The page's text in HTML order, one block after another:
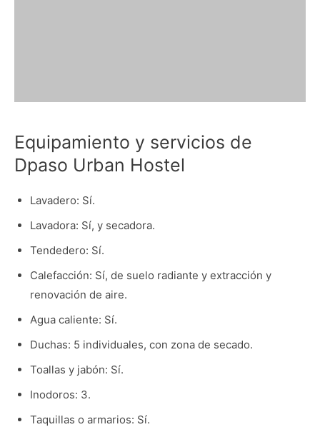
Equipamiento y servicios de
Dpaso Urban Hostel
Lavadero: Sí.
Lavadora: Sí, y secadora.
Tendedero: Sí.
Calefacción: Sí, de suelo radiante y extracción y
renovación de aire.
Agua caliente: Sí.
Duchas: 5 individuales, con zona de secado.
Toallas y jabón: Sí.
Inodoros: 3.
Taquillas o armarios: Sí.